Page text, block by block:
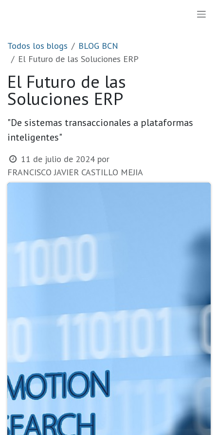
Todos los blogs
BLOG BCN
El Futuro de las Soluciones ERP
El Futuro de las
Soluciones ERP
"De sistemas transaccionales a plataformas
inteligentes"
11 de julio de 2024 por
FRANCISCO JAVIER CASTILLO MEJIA